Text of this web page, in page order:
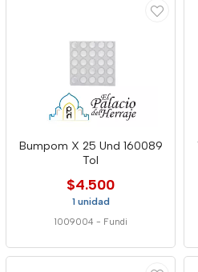
Bumpom X 25 Und 160089
Tol
$4.500
1 unidad
1009004 - Fundi